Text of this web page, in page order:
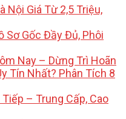
Nội Giá Từ 2,5 Triệu,
Sơ Gốc Đầy Đủ, Phôi
Nay – Dừng Trì Hoãn
Tín Nhất? Phân Tích 8
– Trung Cấp, Cao